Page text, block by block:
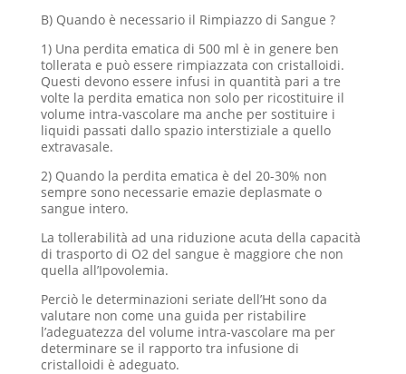
B) Quando è necessario il Rimpiazzo di Sangue ?
1) Una perdita ematica di 500 ml è in genere ben
tollerata e può essere rimpiazzata con cristalloidi.
Questi devono essere infusi in quantità pari a tre
volte la perdita ematica non solo per ricostituire il
volume intra-vascolare ma anche per sostituire i
liquidi passati dallo spazio interstiziale a quello
extravasale.
2) Quando la perdita ematica è del 20-30% non
sempre sono necessarie emazie deplasmate o
sangue intero.
La tollerabilità ad una riduzione acuta della capacità
di trasporto di O2 del sangue è maggiore che non
quella all’Ipovolemia.
Perciò le determinazioni seriate dell’Ht sono da
valutare non come una guida per ristabilire
l’adeguatezza del volume intra-vascolare ma per
determinare se il rapporto tra infusione di
cristalloidi è adeguato.